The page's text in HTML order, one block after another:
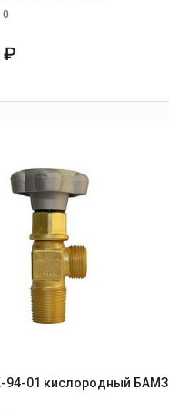
0
₽
В КОРЗИНУ
94-01 кислородный БАМЗ